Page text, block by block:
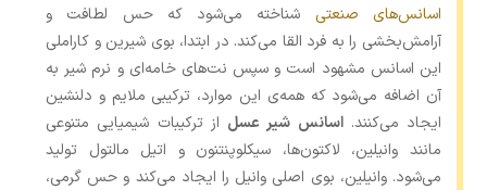
اسانس‌های صنعتی شناخته می‌شود که حس لطافت و
آرامش‌بخشی را به فرد القا می‌کند. در ابتدا، بوی شیرین و کاراملی
این اسانس مشهود است و سپس نت‌های خامه‌ای و نرم شیر به
آن اضافه می‌شود که همه‌ی این موارد، ترکیبی ملایم و دلنشین
ایجاد می‌کنند.اسانس شیر عسل از ترکیبات شیمیایی متنوعی
مانند وانیلین، لاکتون‌ها، سیکلوپنتنون و اتیل مالتول تولید
می‌شود. وانیلین، بوی اصلی وانیل را ایجاد می‌کند و حس گرمی،